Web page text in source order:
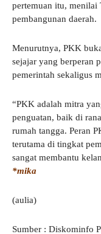
pertemuan itu, menilai
pembangunan daerah.
Menurutnya, PKK
sejajar yang berperan
pemerintah sekaligus
“PKK adalah mitra
penguatan, baik di
rumah tangga. Peran
terutama di tingkat
sangat membantu
*mika
(aulia)
Sumber : Diskominfo